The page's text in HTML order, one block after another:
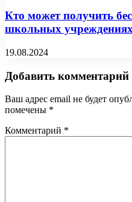
Кто может получить
школьных
19.08.2024
Добавить комментарий
Ваш адрес email не будет
помечены *
Комментарий *